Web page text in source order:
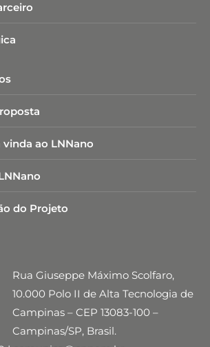
vinda ao LNNano
do Projeto
Rua Giuseppe Máximo Scolfaro,
10.000 Polo II de Alta Tecnologia de
Campinas – CEP 13083-100 –
Campinas/SP, Brasil.